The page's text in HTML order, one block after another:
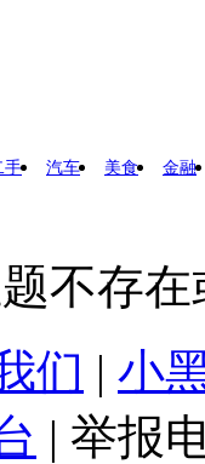
手 汽车 美食 金融
不存
们 | 小
| 举报